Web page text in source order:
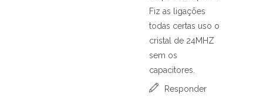
Fiz as ligações
todas certas uso o
cristal de 24MHZ
sem os
capacitores.
Responder